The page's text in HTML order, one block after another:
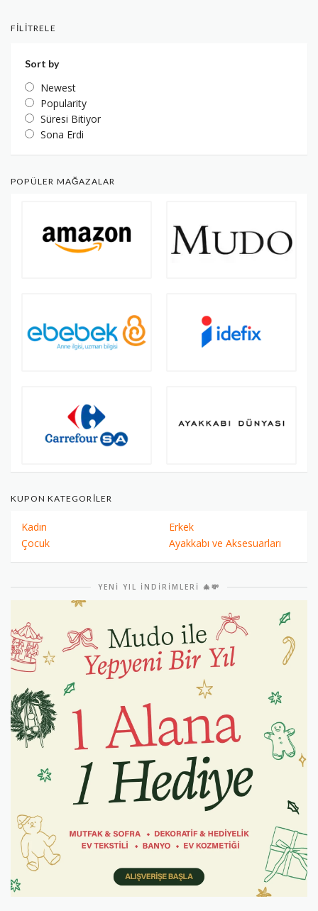
FILITRELE
Sort by
Newest
Popularity
Süresi Bitiyor
Sona Erdi
POPÜLER MAĞAZALAR
KUPON KATEGORILER
Kadın
Erkek
Çocuk
Ayakkabı ve Aksesuarları
YENI YIL İNDIRIMLERI 🎄💸